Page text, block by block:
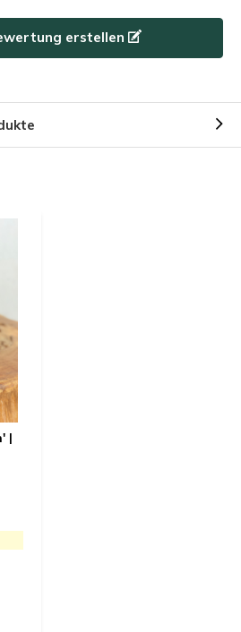
erstellen
|